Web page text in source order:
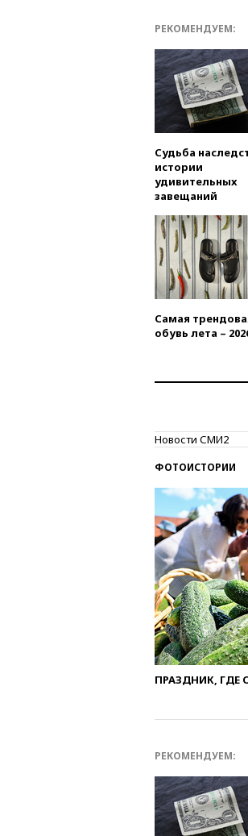
РЕКОМЕНДУЕМ:
Судьба
истории
удивительных
завещаний
Самая
обувь лета –
Новости СМИ2
ФОТОИСТОРИИ
ПРАЗДНИК, ГДЕ
РЕКОМЕНДУЕМ: